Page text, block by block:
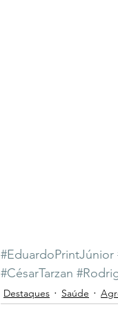
#EduardoPrintJúnior
#CésarTarzan
Destaques Saúde